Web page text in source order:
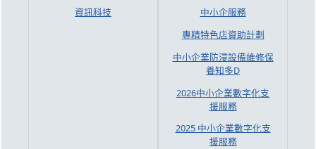
資訊科技
中小企服務
專精特色店資助計劃
中小企業防浸設備維修保
養知多D
2026中小企業數字化支
援服務
2025 中小企業數字化支
援服務